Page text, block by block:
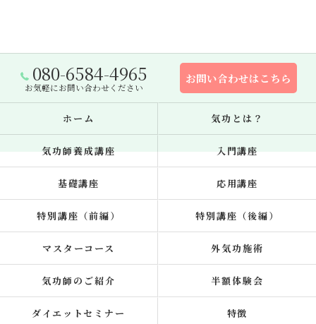
080-6584-4965
お気軽にお問い合わせください
お問い合わせはこちら
ホーム 気功とは？
気功師養成講座 入門講座
基礎講座 応用講座
特別講座（前編） 特別講座（後編）
マスターコース 外気功施術
気功師のご紹介 半額体験会
ダイエットセミナー 特徴